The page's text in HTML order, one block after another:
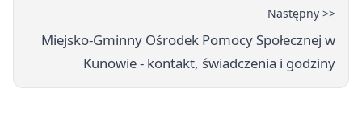
Następny >>
Miejsko-Gminny Ośrodek Pomocy Społecznej w
Kunowie - kontakt, świadczenia i godziny